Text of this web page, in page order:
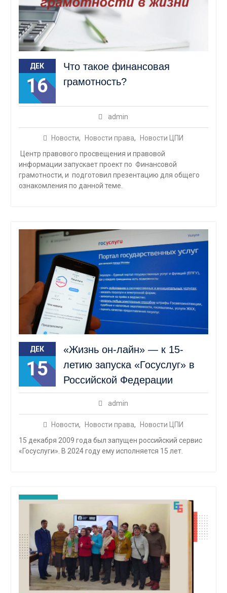
ДЕК
16
Что такое финансовая
грамотность?
admin
Новости, Новости права,
Новости ЦПИ
Центр правового просвещения и правовой
информации запускает проект по Финансовой
грамотности, и подготовил презентацию для общего
ознакомления по данной теме.
ДЕК
15
«Жизнь он-лайн» — к 15-
летию запуска «Госуслуг» в
Российской Федерации
admin
Новости, Новости права,
Новости ЦПИ
15 декабря 2009 года был запущен российский сервис
«Госуслуги». В 2024 году ему исполняется 15 лет.